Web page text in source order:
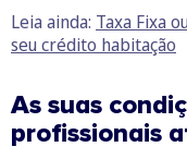
Leia ainda: Taxa Fixa
seu crédito habitação
As suas
profissionais